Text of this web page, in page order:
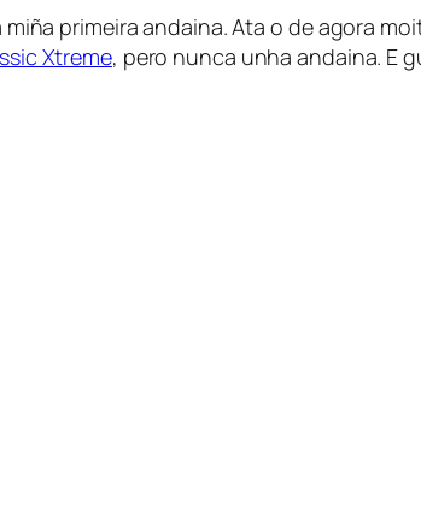
primeira andaina. Ata o de agora
Xtreme, pero nunca unha andaina. E